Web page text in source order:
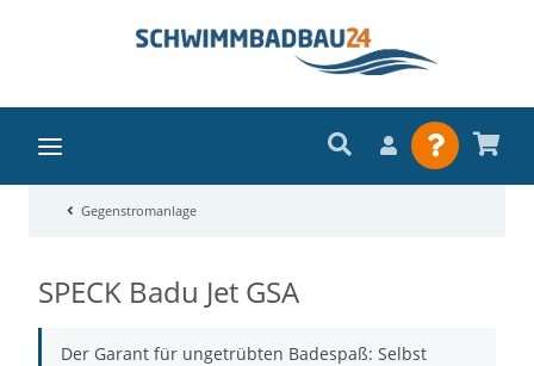
Gegenstromanlage
SPECK Badu Jet GSA
Der Garant für ungetrübten Badespaß: Selbst